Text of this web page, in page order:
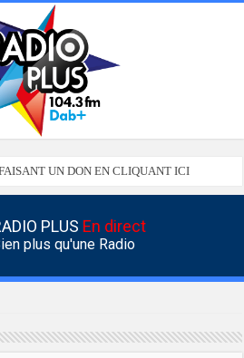
UN DON EN CLIQUANT ICI
PLUS En direct
plus qu'une Radio